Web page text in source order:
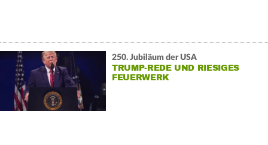
250. Jubiläum der USA
TRUMP-REDE UND RIESIGES
FEUERWERK